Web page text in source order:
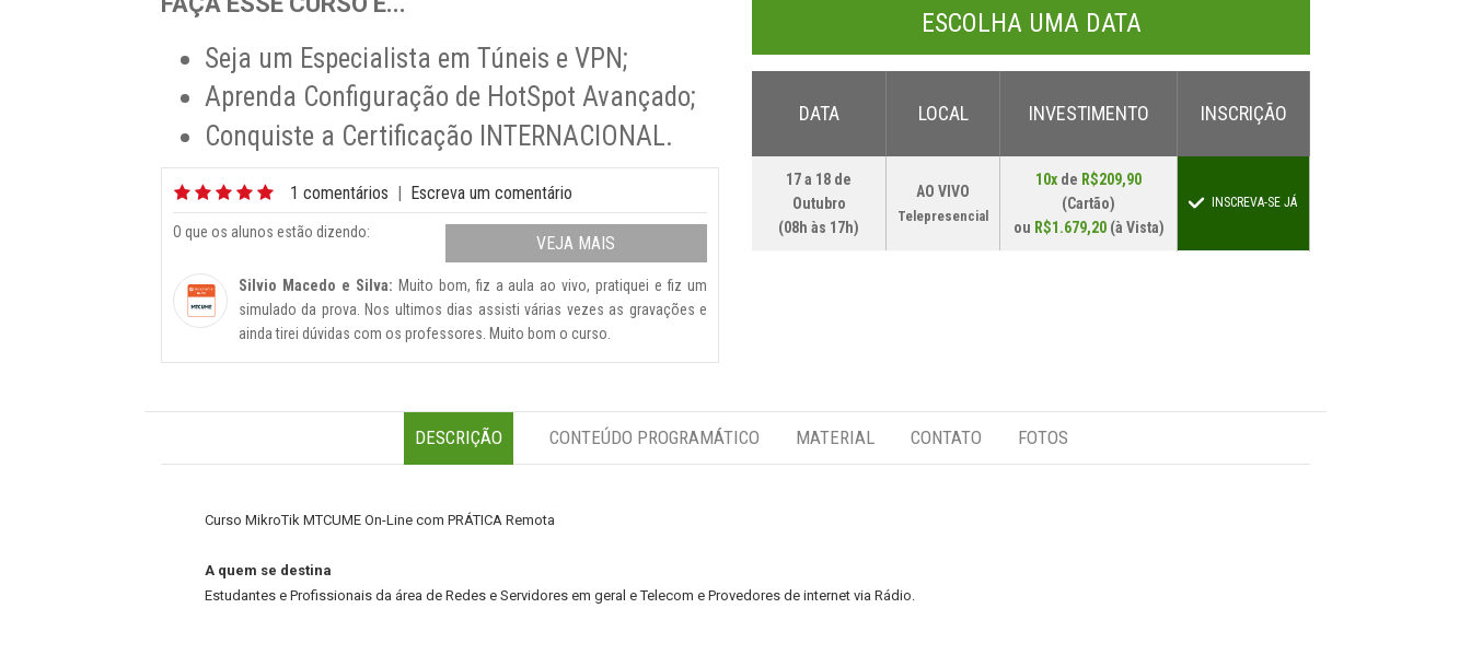
Seja um Especialista em Túneis e VPN;
Aprenda Configuração de HotSpot Avançado;
Conquiste a Certificação INTERNACIONAL.
1 comentários | Escreva um comentário
O que os alunos estão dizendo:
VEJA MAIS
Silvio Macedo e Silva: Muito bom, fiz a aula ao vivo, pratiquei e fiz um
simulado da prova. Nos ultimos dias assisti várias vezes as gravações e
ainda tirei dúvidas com os professores. Muito bom o curso.
ESCOLHA UMA DATA
DATA LOCAL INVESTIMENTO INSCRIÇÃO
17 a 18 de
Outubro
(08h às 17h)
AO VIVO
Telepresencial
10x de R$209,90
(Cartão)
ou R$1.679,20(à Vista)
INSCREVA-SE JÁ
DESCRIÇÃO CONTEÚDO PROGRAMÁTICO MATERIAL CONTATO FOTOS
Curso MikroTik MTCUME On-Line com PRÁTICA Remota
A quem se destina
Estudantes e Profissionais da área de Redes e Servidores em geral e Telecom e Provedores de internet via Rádio.